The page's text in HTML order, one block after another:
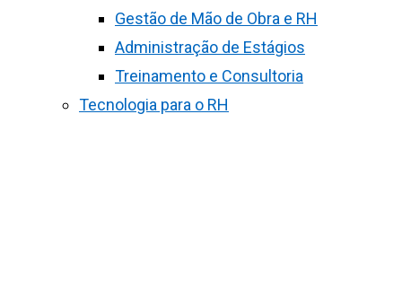
Gestão de Mão de Obra e RH
Administração de Estágios
Treinamento e Consultoria
Tecnologia para o RH